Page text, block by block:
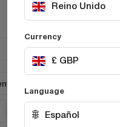
−
Reino Unido
Currency
£ GBP
Language
🌐 Español